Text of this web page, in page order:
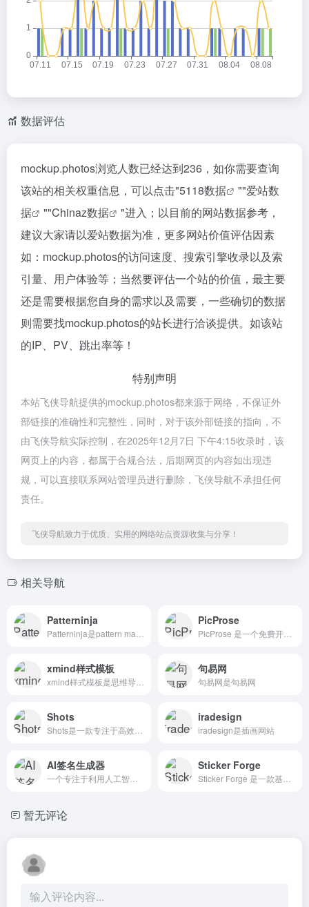
数据评估
mockup.photos浏览人数已经达到236，如你需要查询
该站的相关权重信息，可以点击"5118数据 ""爱站数
据
""Chinaz数据
"进入；以目前的网站数据参考，
建议大家请以爱站数据为准，更多网站价值评估因素
如：mockup.photos的访问速度、搜索引擎收录以及索
引量、用户体验等；当然要评估一个站的价值，最主要
还是需要根据您自身的需求以及需要，一些确切的数据
则需要找mockup.photos的站长进行洽谈提供。如该站
的IP、PV、跳出率等！
特别声明
本站飞侠导航提供的mockup.photos都来源于网络，不保证外
部链接的准确性和完整性，同时，对于该外部链接的指向，不
由飞侠导航实际控制，在2025年12月7日 下午4:15收录时，该
网页上的内容，都属于合规合法，后期网页的内容如出现违
规，可以直接联系网站管理员进行删除，飞侠导航不承担任何
责任。
飞侠导航致力于优质、实用的网络站点资源收集与分享！
相关导航
Patterninja PicProse
xmind样式模板 句易网
句易网是句易网
Shots iradesign
iradesign是插画网站
AI签名生成器 Sticker Forge
暂无评论